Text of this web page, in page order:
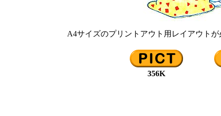
A4サイズのプリントアウト用レイアウト
356K